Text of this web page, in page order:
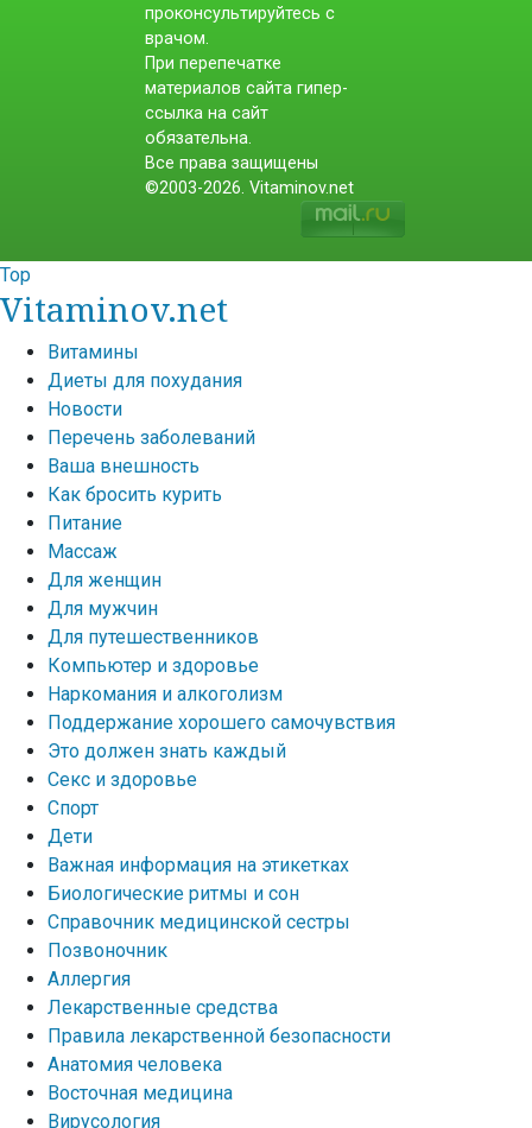
проконсультируйтесь с
врачом.
При перепечатке
материалов сайта гипер-
ссылка на сайт
обязательна.
Все права защищены
©2003-2026. Vitaminov.net
Top
Vitaminov.net
Витамины
Диеты для похудания
Новости
Перечень заболеваний
Ваша внешность
Как бросить курить
Питание
Массаж
Для женщин
Для мужчин
Для путешественников
Компьютер и здоровье
Наркомания и алкоголизм
Поддержание хорошего самочувствия
Это должен знать каждый
Секс и здоровье
Спорт
Дети
Важная информация на этикетках
Биологические ритмы и сон
Справочник медицинской сестры
Позвоночник
Аллергия
Лекарственные средства
Правила лекарственной безопасности
Aнатомия человека
Восточная медицина
Вирусология